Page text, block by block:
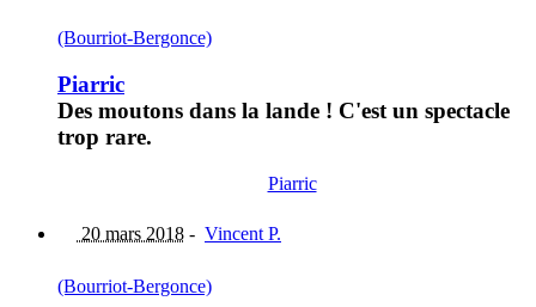
(Bourriot-Bergonce)
Piarric
Des moutons dans la lande ! C'est un spectacle
trop rare.
Piarric
20 mars 2018 - Vincent P.
(Bourriot-Bergonce)